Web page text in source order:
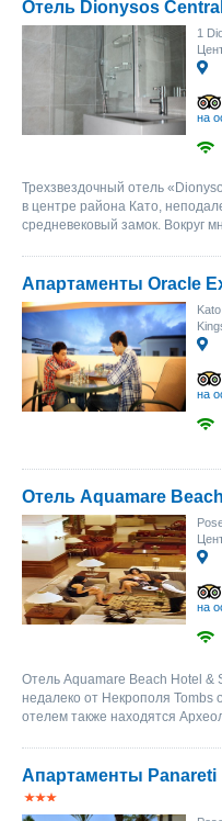
Отель Dionysos
1
на
Трехзвездочный отель
в центре района Като,
средневековый замок. Вокруг
Апартаменты Oracle
на
Отель Aquamare
на
Отель Aquamare Beach Hotel &
недалеко от Некрополя Tombs
отелем также находятся
Апартаменты Panareti